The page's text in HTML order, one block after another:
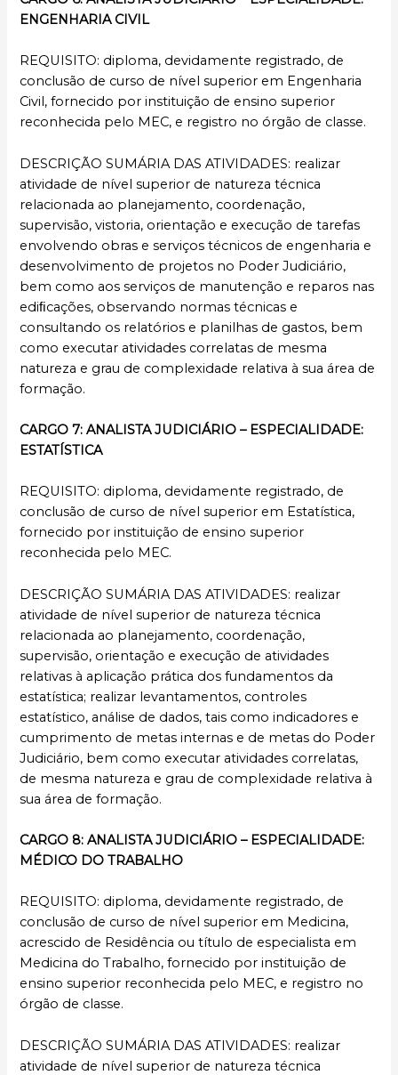
ENGENHARIA CIVIL
REQUISITO: diploma, devidamente registrado, de
conclusão de curso de nível superior em Engenharia
Civil, fornecido por instituição de ensino superior
reconhecida pelo MEC, e registro no órgão de classe.
DESCRIÇÃO SUMÁRIA DAS ATIVIDADES: realizar
atividade de nível superior de natureza técnica
relacionada ao planejamento, coordenação,
supervisão, vistoria, orientação e execução de tarefas
envolvendo obras e serviços técnicos de engenharia e
desenvolvimento de projetos no Poder Judiciário,
bem como aos serviços de manutenção e reparos nas
ediﬁcações, observando normas técnicas e
consultando os relatórios e planilhas de gastos, bem
como executar atividades correlatas de mesma
natureza e grau de complexidade relativa à sua área de
formação.
CARGO 7: ANALISTA JUDICIÁRIO – ESPECIALIDADE:
ESTATÍSTICA
REQUISITO: diploma, devidamente registrado, de
conclusão de curso de nível superior em Estatística,
fornecido por instituição de ensino superior
reconhecida pelo MEC.
DESCRIÇÃO SUMÁRIA DAS ATIVIDADES: realizar
atividade de nível superior de natureza técnica
relacionada ao planejamento, coordenação,
supervisão, orientação e execução de atividades
relativas à aplicação prática dos fundamentos da
estatística; realizar levantamentos, controles
estatístico, análise de dados, tais como indicadores e
cumprimento de metas internas e de metas do Poder
Judiciário, bem como executar atividades correlatas,
de mesma natureza e grau de complexidade relativa à
sua área de formação.
CARGO 8: ANALISTA JUDICIÁRIO – ESPECIALIDADE:
MÉDICO DO TRABALHO
REQUISITO: diploma, devidamente registrado, de
conclusão de curso de nível superior em Medicina,
acrescido de Residência ou título de especialista em
Medicina do Trabalho, fornecido por instituição de
ensino superior reconhecida pelo MEC, e registro no
órgão de classe.
DESCRIÇÃO SUMÁRIA DAS ATIVIDADES: realizar
atividade de nível superior de natureza técnica